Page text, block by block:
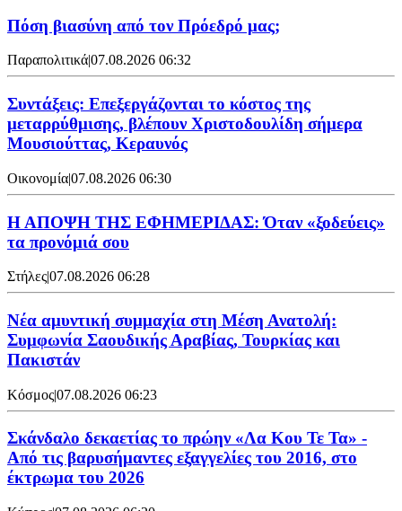
Πόση βιασύνη από τον Πρόεδρό μας;
Παραπολιτικά|07.08.2026 06:32
Συντάξεις: Επεξεργάζονται το κόστος της
μεταρρύθμισης, βλέπουν Χριστοδουλίδη σήμερα
Μουσιούττας, Κεραυνός
Οικονομία|07.08.2026 06:30
Η ΑΠΟΨΗ ΤΗΣ ΕΦΗΜΕΡΙΔΑΣ: Όταν «ξοδεύεις»
τα προνόμιά σου
Στήλες|07.08.2026 06:28
Νέα αμυντική συμμαχία στη Μέση Ανατολή:
Συμφωνία Σαουδικής Αραβίας, Τουρκίας και
Πακιστάν
Κόσμος|07.08.2026 06:23
Σκάνδαλο δεκαετίας το πρώην «Λα Κου Τε Τα» -
Από τις βαρυσήμαντες εξαγγελίες του 2016, στο
έκτρωμα του 2026